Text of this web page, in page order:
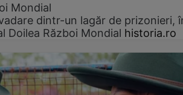
Mondial
dintr-un lagăr de prizonieri,
Doilea Război Mondial historia.ro